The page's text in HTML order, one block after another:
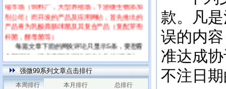
剂公司）而开发的产品及应用网站，首先推出的
产品将为乳酸粪肠球菌及其复合产品（复配芽孢
杆菌，酵母菌等）
每篇文章下面的网友评论只显示5条，要想看
全部评论，请点击网友评论框右上角的“更多”
强微99系列文章点击排行
本周排行 本月排行 总排行
款。凡
误的内
准达成
不注日